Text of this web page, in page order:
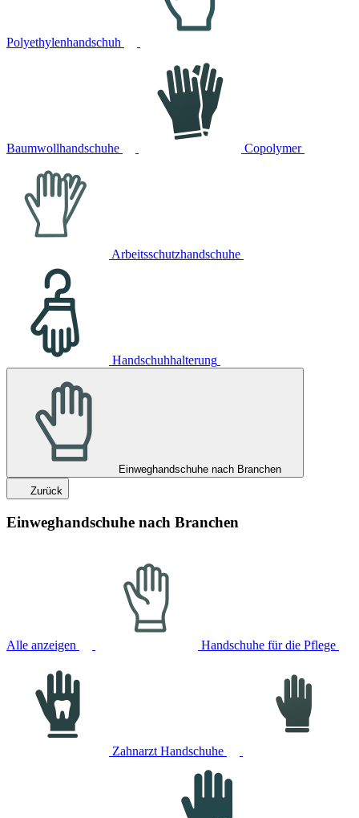
Polyethylenhandschuh
Baumwollhandschuhe Copolymer
Arbeitsschutzhandschuhe
Handschuhhalterung
Einweghandschuhe nach Branchen
Zurück
Einweghandschuhe nach Branchen
Alle anzeigen Handschuhe für die Pflege
Zahnarzt Handschuhe